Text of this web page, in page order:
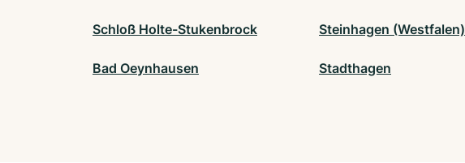
Schloß Holte-Stukenbrock Steinhagen (Westfalen)
Bad Oeynhausen Stadthagen